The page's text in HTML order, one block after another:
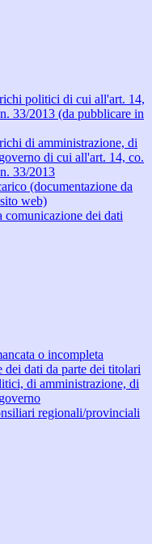
politici di cui all'art. 14,
33/2013 (da pubblicare in
di amministrazione, di
di cui all'art. 14, co.
33/2013
(documentazione da
web)
comunicazione dei dati
o incompleta
dei dati da parte dei titolari
di amministrazione, di
regionali/provinciali